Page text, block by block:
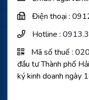
Điện thoại :
Hotline :
Mã số thuế :
đầu tư Thành phố
ký kinh doanh